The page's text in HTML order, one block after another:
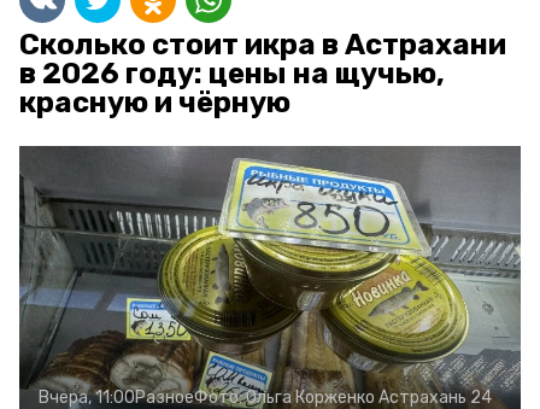
Сколько стоит икра в Астрахани
в 2026 году: цены на щучью,
красную и чёрную
Вчера, 11:00РазноеФото:Ольга Корженко Астрахань 24